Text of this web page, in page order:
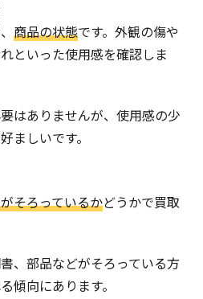
商品の状態です。外観の傷や
といった使用感を確認しま
はありませんが、使用感の少
ましいです。
そろっているかどうかで買取
、部品などがそろっている方
傾向にあります。